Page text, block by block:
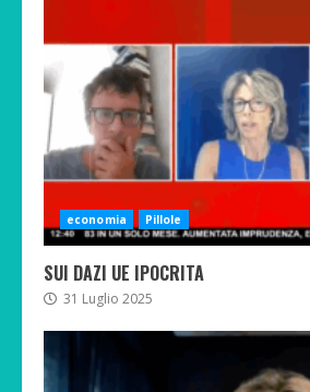
economia Pillole
SUI DAZI UE IPOCRITA
31 Luglio 2025